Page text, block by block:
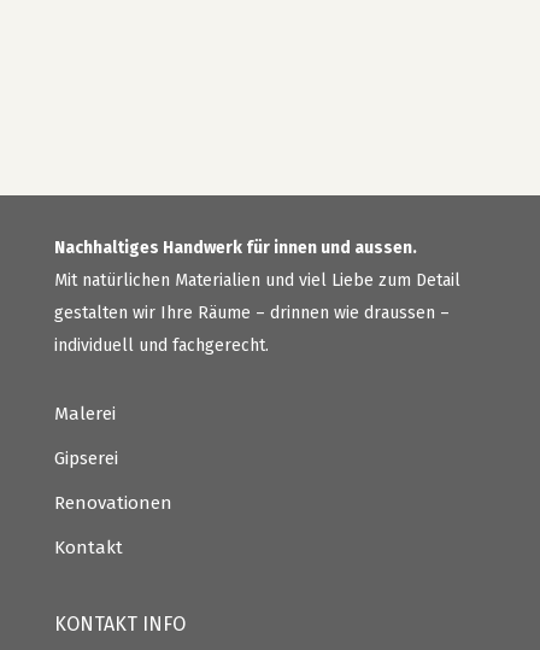
Nachhaltiges Handwerk für innen und aussen.
Mit natürlichen Materialien und viel Liebe zum Detail
gestalten wir Ihre Räume – drinnen wie draussen –
individuell und fachgerecht.
Malerei
Gipserei
Renovationen
Kontakt
KONTAKT INFO